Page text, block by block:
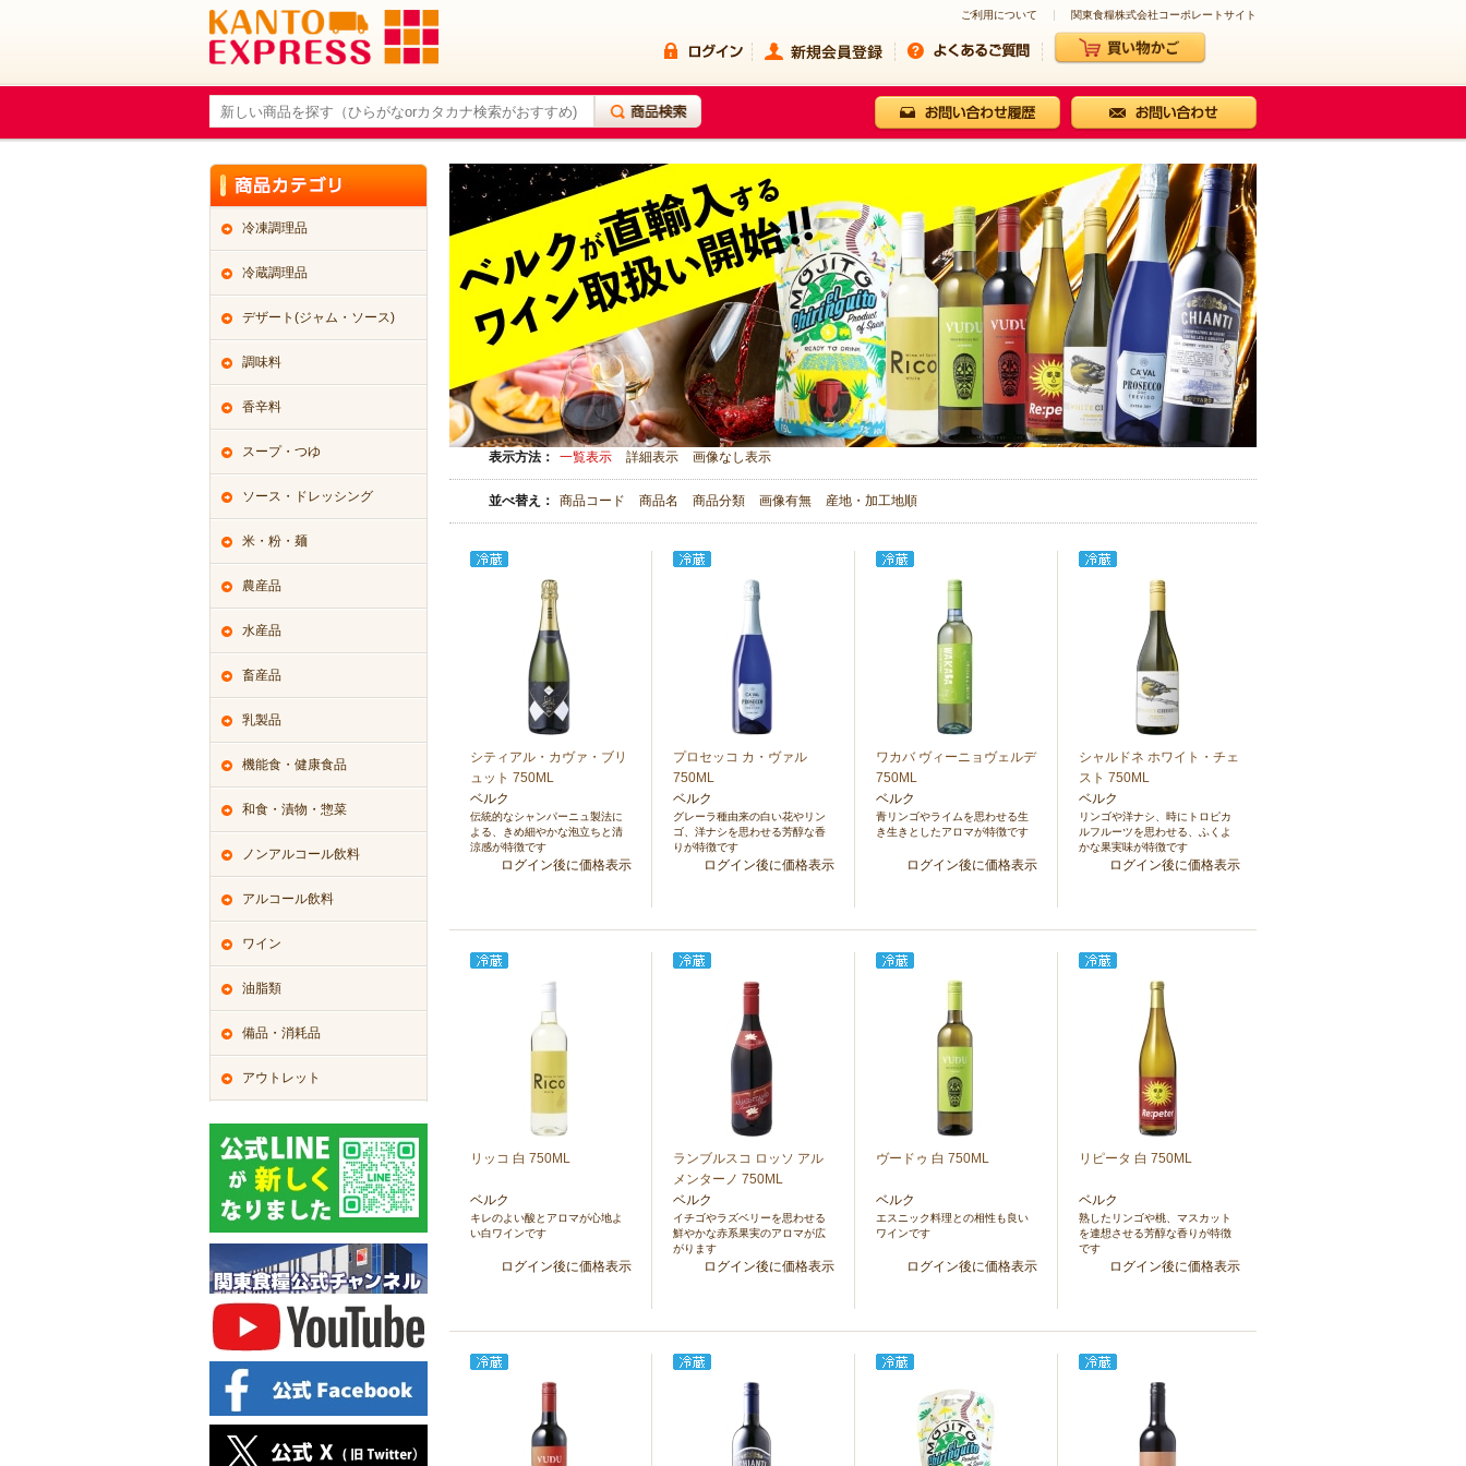
ご利用について 関東食糧株式会社コーポレートサイト
表示方法： 一覧表示 詳細表示 画像なし表示
並べ替え： 商品コード 商品名 商品分類 画像有無 産地・加工地順
シティアル・カヴァ・ブリ
ュット 750ML
ベルク
伝統的なシャンパーニュ製法に
よる、きめ細やかな泡立ちと清
涼感が特徴です
ログイン後に価格表示
プロセッコ カ・ヴァル
750ML
ベルク
グレーラ種由来の白い花やリン
ゴ、洋ナシを思わせる芳醇な香
りが特徴です
ログイン後に価格表示
ワカバ ヴィーニョヴェルデ
750ML
ベルク
青リンゴやライムを思わせる生
き生きとしたアロマが特徴です
ログイン後に価格表示
シャルドネ ホワイト・チェ
スト 750ML
ベルク
リンゴや洋ナシ、時にトロピカ
ルフルーツを思わせる、ふくよ
かな果実味が特徴です
ログイン後に価格表示
リッコ 白 750ML
ベルク
キレのよい酸とアロマが心地よ
い白ワインです
ログイン後に価格表示
ランブルスコ ロッソ アル
メンターノ 750ML
ベルク
イチゴやラズベリーを思わせる
鮮やかな赤系果実のアロマが広
がります
ログイン後に価格表示
ヴードゥ 白 750ML
ベルク
エスニック料理との相性も良い
ワインです
ログイン後に価格表示
リピータ 白 750ML
ベルク
熟したリンゴや桃、マスカット
を連想させる芳醇な香りが特徴
です
ログイン後に価格表示
冷凍調理品
冷蔵調理品
デザート(ジャム・ソース)
調味料
香辛料
スープ・つゆ
ソース・ドレッシング
米・粉・麺
農産品
水産品
畜産品
乳製品
機能食・健康食品
和食・漬物・惣菜
ノンアルコール飲料
アルコール飲料
ワイン
油脂類
備品・消耗品
アウトレット